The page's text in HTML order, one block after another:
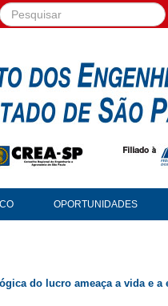
Pesquisar...
OPORTUNIDADES
do lucro ameaça a vida e a